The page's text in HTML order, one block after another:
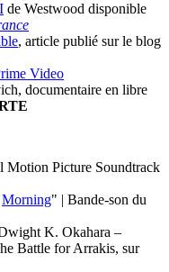
de Westwood disponible
, article publié sur le blog
Video
documentaire en libre
Picture Soundtrack
Morning" | Bande-son du
K. Okahara –
Battle for Arrakis, sur